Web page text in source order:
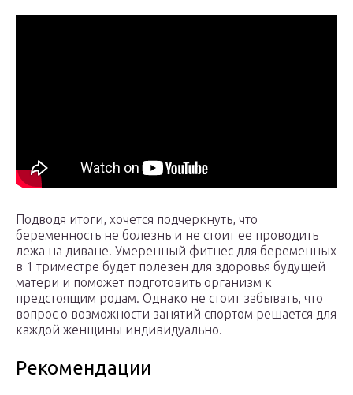
Подводя итоги, хочется подчеркнуть, что
беременность не болезнь и не стоит ее проводить
лежа на диване. Умеренный фитнес для беременных
в 1 триместре будет полезен для здоровья будущей
матери и поможет подготовить организм к
предстоящим родам. Однако не стоит забывать, что
вопрос о возможности занятий спортом решается для
каждой женщины индивидуально.
Рекомендации